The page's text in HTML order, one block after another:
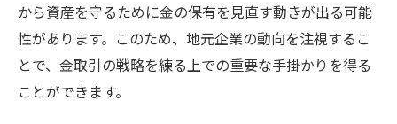
析
金価格の予測に役立つ指標
宗像市での金取引におけるリスク管理
最適な売買時期を見つけるためのヒント
から資産を守るために金の保有を見直す動きが出る可能
性があります。このため、地元企業の動向を注視するこ
とで、金取引の戦略を練る上での重要な手掛かりを得る
ことができます。